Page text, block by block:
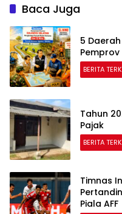
Baca Juga
5
Pemprov
BERITA
Tahun
Pajak
BERITA
Timnas
Piala AFF